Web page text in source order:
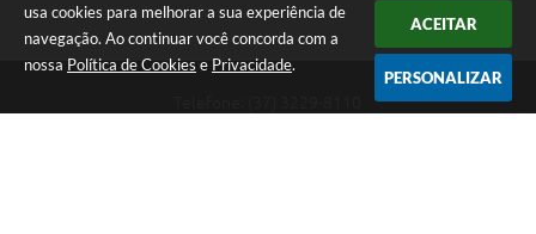
usa cookies para melhorar a sua experiência de
navegação. Ao continuar você concorda com a
nossa Política de Cookies e Privacidade.
ACEITAR
PERSONALIZAR